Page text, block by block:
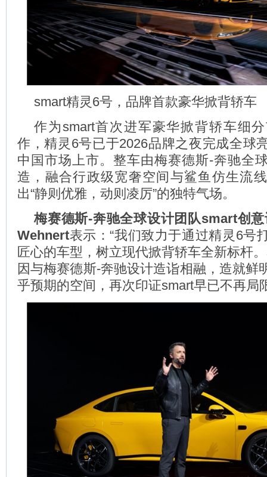
smart精灵6号，品牌首款豪华掀背轿车
作为smart首次进军豪华掀背轿车细
作，精灵6号已于2026品牌之夜完成全球
中国市场上市。整车由梅赛德斯-奔驰全
造，融合行政级宽奢空间与鲨鱼仿生流
出“静则优雅，动则凌厉”的独特气场。
梅赛德斯-奔驰全球设计团队smart创
Wehnert表示：“我们致力于通过精灵6号
匠心的车型，树立现代掀背轿车全新标杆
因与梅赛德斯-奔驰设计造诣相融，造就鲜
乎预期的空间，再次印证smart早已不再局